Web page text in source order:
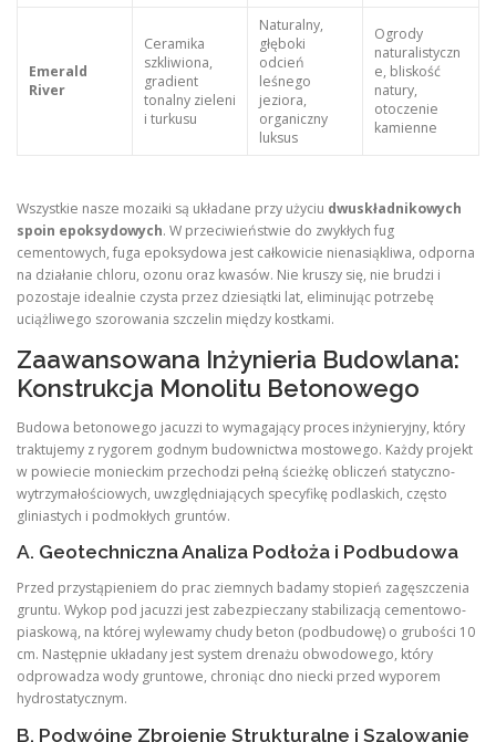
Emerald
River
Ceramika
szkliwiona,
gradient
tonalny zieleni
i turkusu
Naturalny,
głęboki
odcień
leśnego
jeziora,
organiczny
luksus
Ogrody
naturalistyczn
e, bliskość
natury,
otoczenie
kamienne
Wszystkie nasze mozaiki są układane przy użyciu dwuskładnikowych
spoin epoksydowych. W przeciwieństwie do zwykłych fug
cementowych, fuga epoksydowa jest całkowicie nienasiąkliwa, odporna
na działanie chloru, ozonu oraz kwasów. Nie kruszy się, nie brudzi i
pozostaje idealnie czysta przez dziesiątki lat, eliminując potrzebę
uciążliwego szorowania szczelin między kostkami.
Zaawansowana Inżynieria Budowlana:
Konstrukcja Monolitu Betonowego
Budowa betonowego jacuzzi to wymagający proces inżynieryjny, który
traktujemy z rygorem godnym budownictwa mostowego. Każdy projekt
w powiecie monieckim przechodzi pełną ścieżkę obliczeń statyczno-
wytrzymałościowych, uwzględniających specyfikę podlaskich, często
gliniastych i podmokłych gruntów.
A. Geotechniczna Analiza Podłoża i Podbudowa
Przed przystąpieniem do prac ziemnych badamy stopień zagęszczenia
gruntu. Wykop pod jacuzzi jest zabezpieczany stabilizacją cementowo-
piaskową, na której wylewamy chudy beton (podbudowę) o grubości 10
cm. Następnie układany jest system drenażu obwodowego, który
odprowadza wody gruntowe, chroniąc dno niecki przed wyporem
hydrostatycznym.
B. Podwójne Zbrojenie Strukturalne i Szalowanie